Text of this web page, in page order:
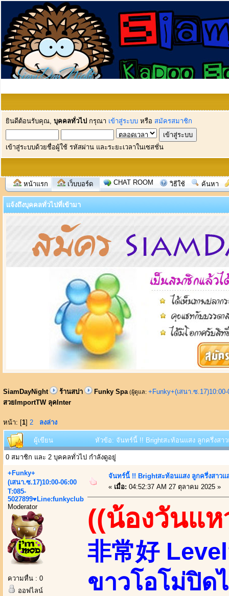
ยินดีต้อนรับคุณ, บุคคลทั่วไป กรุณา เข้าสู่ระบบ หรือ สมัครสมาชิก
เข้าสู่ระบบด้วยชื่อผู้ใช้ รหัสผ่าน และระยะเวลาในเซสชั่น
หน้าแรก เว็บบอร์ด CHAT ROOM วิธีใช้ ค้นหา
แจ้งถึงบุคคลทั่วไปที่เข้ามา
SiamDayNight ร้านสปา Funky Spa (ผู้ดูแล: +Funky+(เสนา.ซ
สวยImportTW ลุคInter
หน้า: [1] 2 ลงล่าง
ผู้เขียน หัวข้อ: จันทร์นี้ !! Brightสะท้อนแสง ลูกครึ่งสา
0 สมาชิก และ 2 บุคคลทั่วไป กำลังดูอยู่
+Funky+
(เสนา.ซ.17)10:00-06:00
T:085-
5027899♥Line:funkyclub
Moderator
ความหื่น : 0
ออฟไลน์
จันทร์นี้ !! Brightสะท้อนแสง ลูกครึ่งสาว
« เมื่อ: 04:52:37 AM 27 ตุลาคม 2025 »
((น้องวันแห
非常好
ขาวโอโม่ปิด